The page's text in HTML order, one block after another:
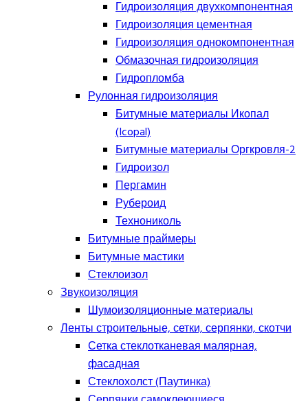
Гидроизоляция двухкомпонентная
Гидроизоляция цементная
Гидроизоляция однокомпонентная
Обмазочная гидроизоляция
Гидропломба
Рулонная гидроизоляция
Битумные материалы Икопал
(Icopal)
Битумные материалы Оргкровля-2
Гидроизол
Пергамин
Рубероид
Технониколь
Битумные праймеры
Битумные мастики
Стеклоизол
Звукоизоляция
Шумоизоляционные материалы
Ленты строительные, сетки, серпянки, скотчи
Сетка стеклотканевая малярная,
фасадная
Стеклохолст (Паутинка)